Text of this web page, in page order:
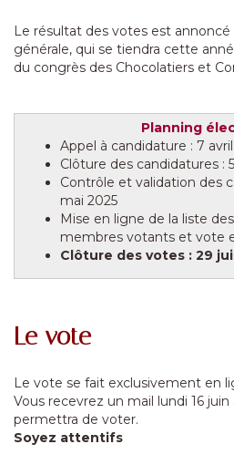
Le résultat des votes est annoncé
générale, qui se tiendra cette
du congrès des Chocolatiers et
Planning
Appel à candidature : 7
Clôture des candidatures :
Contrôle et validation des
mai 2025
Mise en ligne de la liste
membres votants et vote
Clôture des votes : 29
Le vote
Le vote se fait exclusivement en
Vous recevrez un mail lundi 16
permettra de voter.
Soyez attentifs